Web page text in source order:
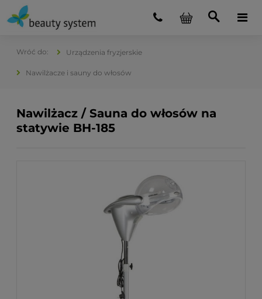
Urządzenia fryzjerskie
Nawilżacze i sauny do włosów
Nawilżacz / Sauna do włosów na
statywie BH-185